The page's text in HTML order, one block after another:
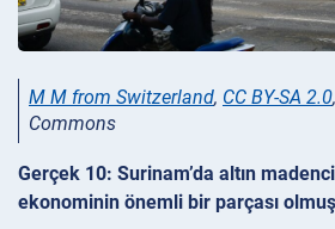
M M from Switzerland, CC BY-SA 2.0
Commons
Gerçek 10: Surinam’da altın
ekonominin önemli bir parçası